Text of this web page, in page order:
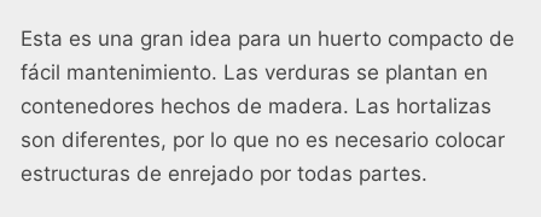
Esta es una gran idea para un huerto compacto de
fácil mantenimiento. Las verduras se plantan en
contenedores hechos de madera. Las hortalizas
son diferentes, por lo que no es necesario colocar
estructuras de enrejado por todas partes.